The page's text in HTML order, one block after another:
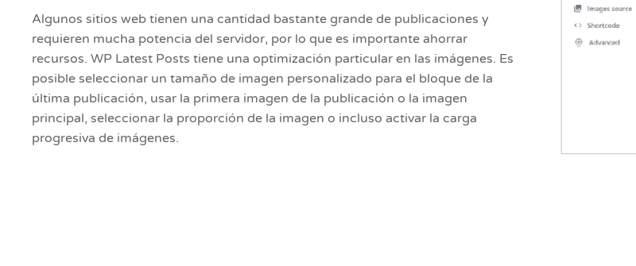
Algunos sitios web tienen una cantidad bastante grande de publicaciones y
requieren mucha potencia del servidor, por lo que es importante ahorrar
recursos. WP Latest Posts tiene una optimización particular en las imágenes. Es
posible seleccionar un tamaño de imagen personalizado para el bloque de la
última publicación, usar la primera imagen de la publicación o la imagen
principal, seleccionar la proporción de la imagen o incluso activar la carga
progresiva de imágenes.